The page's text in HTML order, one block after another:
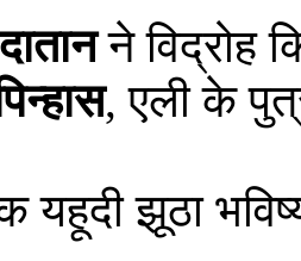
ने विद्रोह
, एली के
यहूदी झूठा